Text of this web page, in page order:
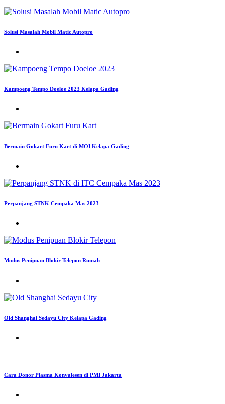
Solusi Masalah Mobil Matic Autopro
Kampoeng Tempo Doeloe 2023 Kelapa Gading
Bermain Gokart Furu Kart di MOI Kelapa Gading
Perpanjang STNK Cempaka Mas 2023
Modus Penipuan Blokir Telepon Rumah
Old Shanghai Sedayu City Kelapa Gading
Cara Donor Plasma Konvalesen di PMI Jakarta